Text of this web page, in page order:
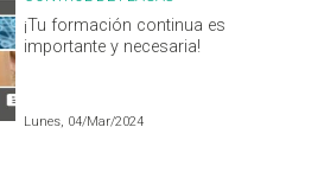
¡Tu formación continua es
importante y necesaria!
Lunes, 04/Mar/2024